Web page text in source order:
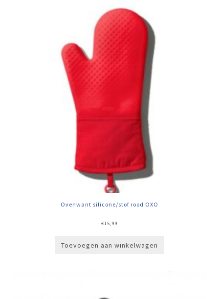
Ovenwant silicone/stof rood OXO
€15,99
Toevoegen aan winkelwagen